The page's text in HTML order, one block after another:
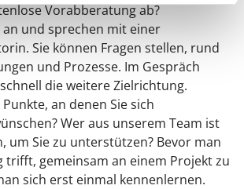
Vorabberatung ab?
an und sprechen mit einer
Sie können Fragen stellen, rund
und Prozesse. Im Gespräch
die weitere Zielrichtung.
an denen Sie sich
Wer aus unserem Team ist
um Sie zu unterstützen? Bevor man
trifft, gemeinsam an einem Projekt zu
sich erst einmal kennenlernen.